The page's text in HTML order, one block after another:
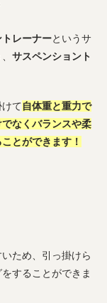
レーナーというサ
サスペンショント
て自体重と重力で
なくバランスや柔
とができます！
ため、引っ掛けら
することができま